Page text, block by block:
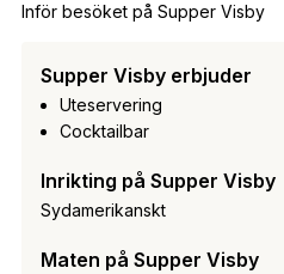
Inför besöket på Supper Visby
Supper Visby erbjuder
Uteservering
Cocktailbar
Inrikting på Supper Visby
Sydamerikanskt
Maten på Supper Visby